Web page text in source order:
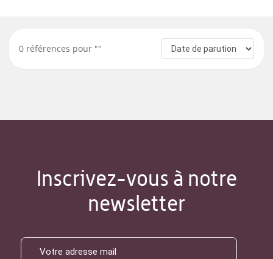
0 références pour ""
Inscrivez-vous à notre
newsletter